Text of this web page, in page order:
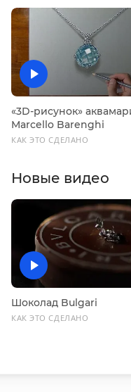
«3D-рисунок»
Marcello Barenghi
КАК ЭТО СДЕЛАНО
Новые видео
Шоколад Bulgari
КАК ЭТО СДЕЛАНО